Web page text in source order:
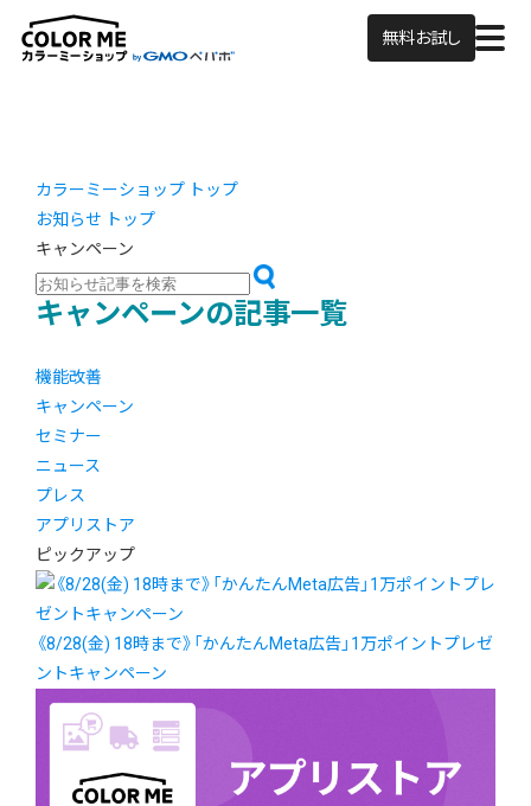
無料お試し
カラーミーショップ トップ
お知らせ トップ
キャンペーン
キャンペーンの記事一覧
機能改善
キャンペーン
セミナー
ニュース
プレス
アプリストア
ピックアップ
《8/28(金) 18時まで》「かんたんMeta広告」1万ポイントプレゼ
ントキャンペーン